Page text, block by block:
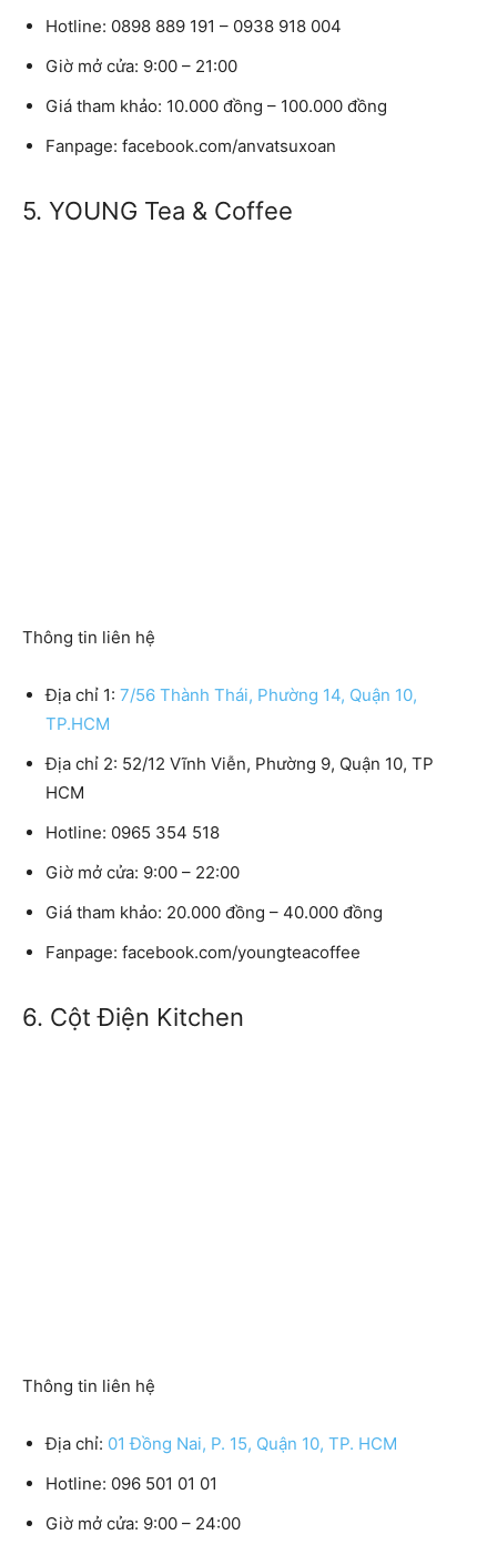
Hotline: 0898 889 191 – 0938 918 004
Giờ mở cửa: 9:00 – 21:00
Giá tham khảo: 10.000 đồng – 100.000 đồng
Fanpage: facebook.com/anvatsuxoan
5. YOUNG Tea & Coffee
Thông tin liên hệ
Địa chỉ 1: 7/56 Thành Thái, Phường 14, Quận 10,
TP.HCM
Địa chỉ 2: 52/12 Vĩnh Viễn, Phường 9, Quận 10, TP
HCM
Hotline: 0965 354 518
Giờ mở cửa: 9:00 – 22:00
Giá tham khảo: 20.000 đồng – 40.000 đồng
Fanpage: facebook.com/youngteacoffee
6. Cột Điện Kitchen
Thông tin liên hệ
Địa chỉ: 01 Đồng Nai, P. 15, Quận 10, TP. HCM
Hotline: 096 501 01 01
Giờ mở cửa: 9:00 – 24:00